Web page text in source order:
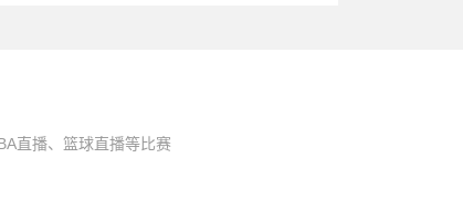
直播、篮球直播等比赛